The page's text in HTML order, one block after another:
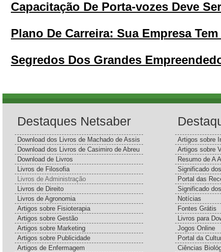
Capacitação De Porta-vozes Deve
Plano De Carreira: Sua Empresa
Segredos Dos Grandes
Destaques Netsaber
Download dos Livros de Machado de Assis
Download dos Livros de Casimiro de Abreu
Download de Livros
Livros de Filosofia
Livros de Administração
Livros de Direito
Livros de Agronomia
Artigos sobre Fisioterapia
Artigos sobre Gestão
Artigos sobre Marketing
Artigos sobre Publicidade
Artigos de Enfermagem
Artigos sobre
Artigos sobre
Resumo de A
Significado
Portal das
Significado
Notícias
Fontes Grátis
Livros para
Jogos Online
Portal da
Ciências